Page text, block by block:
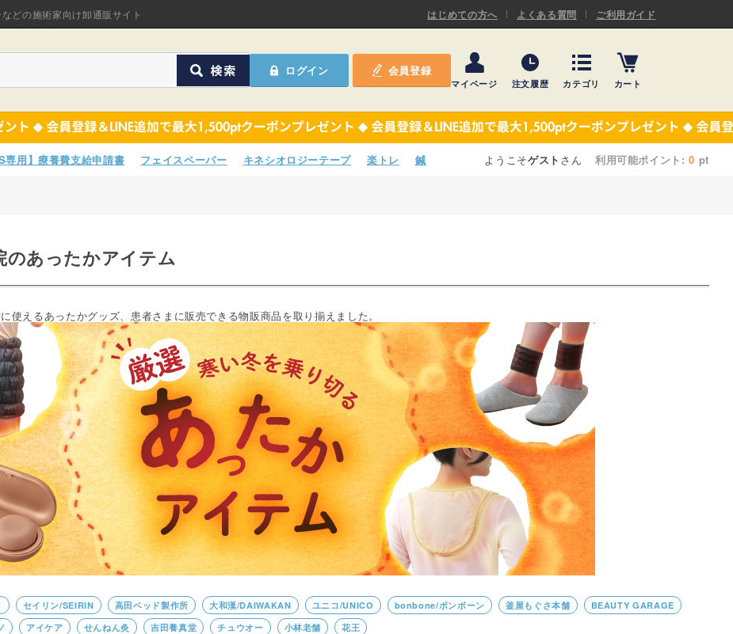
どの施術家向け卸通販サイト はじめての方へ よくある質問 ご利用ガイド
ログイン 会員登録
マイページ 注文履歴 カテゴリ
オリジナル商品 ASキネシオロジーテープ
院内消耗品 健康器具・販売商品
ポスター・チラシ類 事務用品・日用品
A-COMS 【楽トレ】機器付属品
アウトレット
カート
専用】療養費支給申請書 フェイスペーパー キネシオロジーテープ 楽トレ 鍼 ようこそゲスト さん 利用可能ポイント:0 pt
のあったかアイテム
使えるあったかグッズ、患者さまに販売できる物販商品を取り揃えました。
セイリン/SEIRIN 高田ベッド製作所 大和漢/DAIWAKAN ユニコ/UNICO bonbone/ボンボーン 釜屋もぐさ本舗
BEAUTY GARAGE
アイケア せんねん灸 吉田養真堂 チュウオー 小林老舗 花王
ほねつぎHot 機材・機材消耗品
鍼灸用品 テーピング
サポーター 施術ベッド・マクラ
A-COMS 【楽トレ】機器付属品
アウトレット